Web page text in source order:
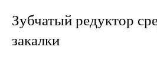
Зубчатый редуктор
закалки